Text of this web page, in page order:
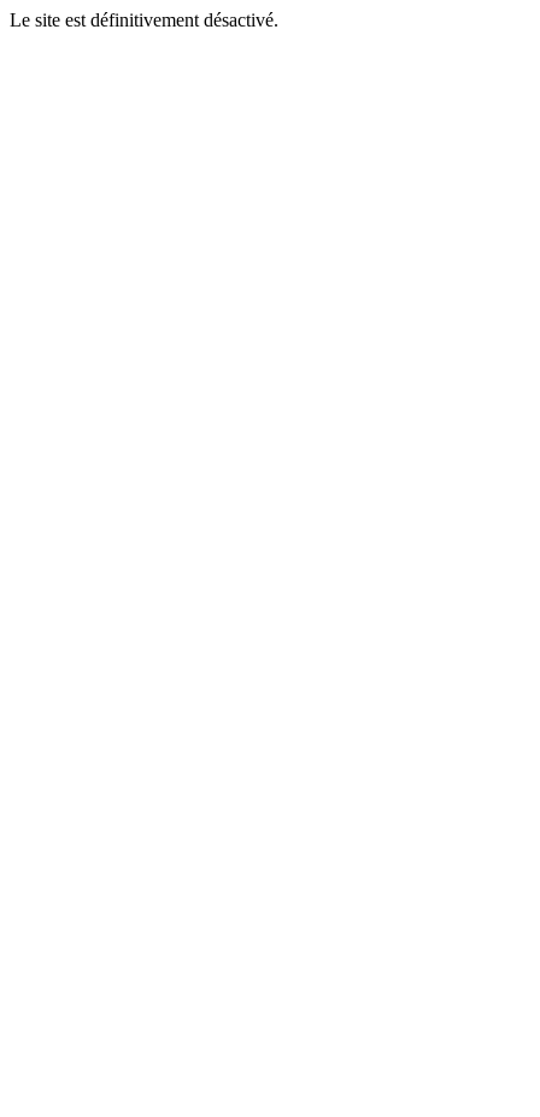
Le site est définitivement désactivé.